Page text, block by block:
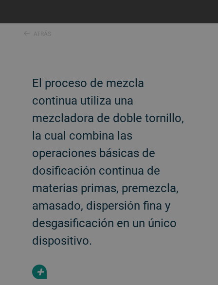
ATRÁS
El proceso de mezcla
continua utiliza una
mezcladora de doble tornillo,
la cual combina las
operaciones básicas de
dosificación continua de
materias primas, premezcla,
amasado, dispersión fina y
desgasificación en un único
dispositivo.
+